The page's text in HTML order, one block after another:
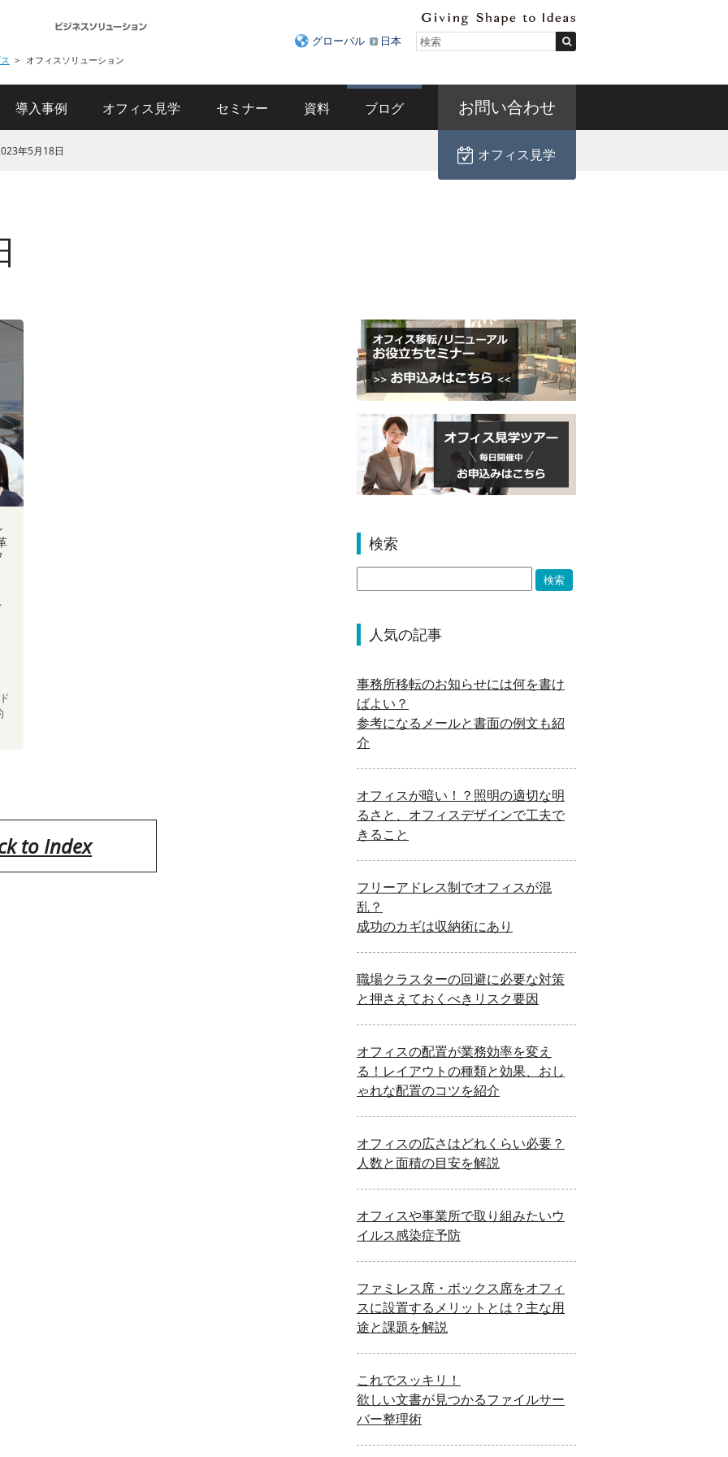
グローバル 日本
オフィスソリューション
導入事例 オフィス見学 セミナー 資料 ブログ お問い合わせ
オフィス見学
年5月18日
to Index
検索
人気の記事
事務所移転のお知らせには何を書け
ばよい？
参考になるメールと書面の例文も紹
介
オフィスが暗い！？照明の適切な明
るさと、オフィスデザインで工夫で
きること
フリーアドレス制でオフィスが混
乱？
成功のカギは収納術にあり
職場クラスターの回避に必要な対策
と押さえておくべきリスク要因
オフィスの配置が業務効率を変え
る！レイアウトの種類と効果、おし
ゃれな配置のコツを紹介
オフィスの広さはどれくらい必要？
人数と面積の目安を解説
オフィスや事業所で取り組みたいウ
イルス感染症予防
ファミレス席・ボックス席をオフィ
スに設置するメリットとは？主な用
途と課題を解説
これでスッキリ！
欲しい文書が見つかるファイルサー
バー整理術